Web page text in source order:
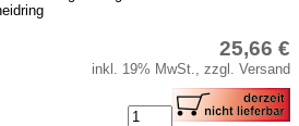
25,66 €
inkl. 19% MwSt., zzgl. Versand